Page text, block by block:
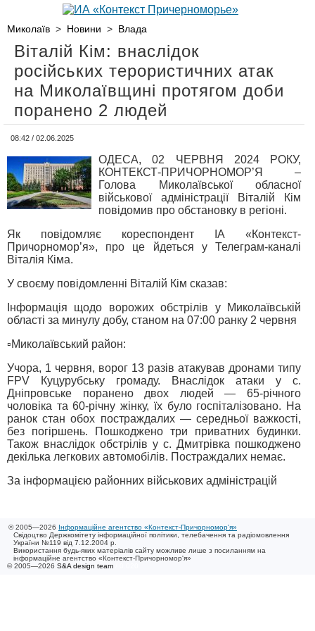
Миколаїв > Новини > Влада
Віталій Кім: внаслідок
російських терористичних атак
на Миколаївщині протягом доби
поранено 2 людей
08:42 / 02.06.2025
ОДЕСА, 02 ЧЕРВНЯ 2024 РОКУ,
КОНТЕКСТ-ПРИЧОРНОМОР’Я –
Голова Миколаївської обласної
військової адміністрації Віталій Кім
повідомив про обстановку в регіоні.
Як повідомляє кореспондент ІА «Контекст-
Причорномор’я», про це йдеться у Телеграм-каналі
Віталія Кіма.
У своєму повідомленні Віталій Кім сказав:
Інформація щодо ворожих обстрілів у Миколаївській
області за минулу добу, станом на 07:00 ранку 2 червня
▫️Миколаївський район:
Учора, 1 червня, ворог 13 разів атакував дронами типу
FPV Куцурубську громаду. Внаслідок атаки у с.
Дніпровське поранено двох людей — 65-річного
чоловіка та 60-річну жінку, їх було госпіталізовано. На
ранок стан обох постраждалих — середньої важкості,
без погіршень. Пошкоджено три приватних будинки.
Також внаслідок обстрілів у с. Дмитрівка пошкоджено
декілька легкових автомобілів. Постраждалих немає.
За інформацією районних військових адміністрацій
© 2005—2026 Інформаційне агентство «Контекст-Причорномор'я»
Свідоцтво Держкомітету інформаційної політики, телебачення та радіомовлення
України №119 від 7.12.2004 р.
Використання будь-яких матеріалів сайту можливе лише з посиланням на
інформаційне агентство «Контекст-Причорномор'я»
© 2005—2026 S&A design team